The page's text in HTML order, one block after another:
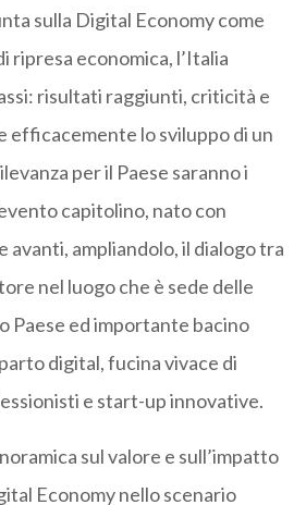
sulla Digital Economy come
ripresa economica, l’Italia
risultati raggiunti, criticità e
efficacemente lo sviluppo di un
per il Paese saranno i
capitolino, nato con
avanti, ampliandolo, il dialogo tra
nel luogo che è sede delle
Paese ed importante bacino
digital, fucina vivace di
e start-up innovative.
sul valore e sull’impatto
Economy nello scenario